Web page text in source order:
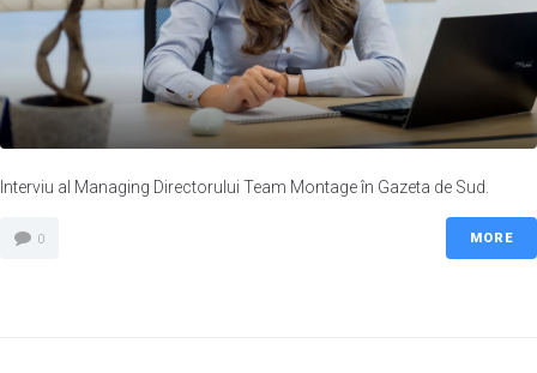
Interviu al Managing Directorului Team Montage în Gazeta de Sud.
0 MORE